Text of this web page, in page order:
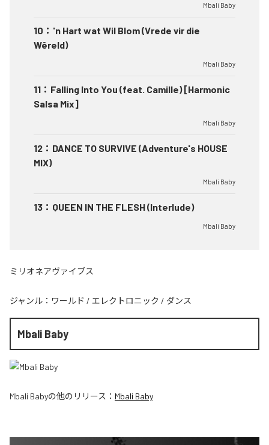
Mbali Baby
10 ： 'n Hart wat Wil Blom (Vrede vir die
Wêreld)
Mbali Baby
11 ： Falling Into You (feat. Camille) [Harmonic
Salsa Mix]
Mbali Baby
12 ： DANCE TO SURVIVE (Adventure's HOUSE
MIX)
Mbali Baby
13 ： QUEEN IN THE FLESH (Interlude)
Mbali Baby
ミリオネアヴァイブス
ジャンル： ワールド / エレクトロニック / ダンス
Mbali Baby
Mbali Babyの他のリリース： Mbali Baby